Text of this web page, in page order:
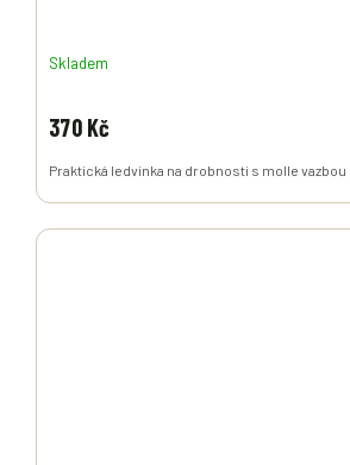
Skladem
370 Kč
Praktická ledvinka na drobnosti s molle vazbou